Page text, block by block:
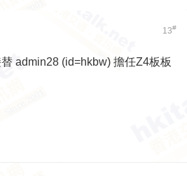
13#
admin28 (id=hkbw) 擔任Z4板板